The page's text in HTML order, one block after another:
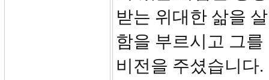
받는 위대한 삶을
함을 부르시고 그
비전을 주셨습니다